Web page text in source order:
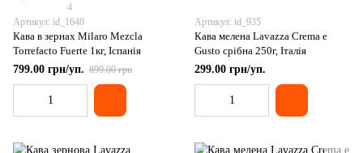
4
Артикул: id_1640
Кава в зернах Milaro Mezcla
Torrefacto Fuerte 1кг, Іспанія
799.00 грн/уп. 899.00 грн
Артикул: id_935
Кава мелена Lavazza Crema e
Gusto срібна 250г, Італія
299.00 грн/уп.